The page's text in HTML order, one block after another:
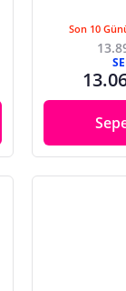
Son 10